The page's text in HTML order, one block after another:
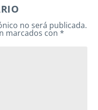
no será publicada.
marcados con*